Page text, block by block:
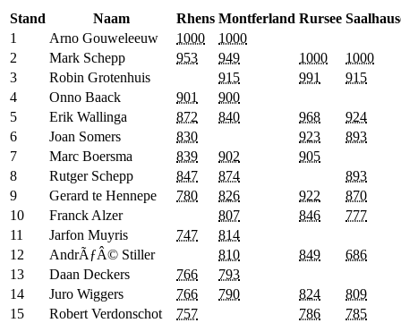
Stand Naam Rhens Montferland Rursee
1
Arno Gouweleeuw 1000
1000
2
Mark Schepp 953 949 1000
1000
3
Robin Grotenhuis 915 991
915
4
Onno Baack 901
900
5
Erik Wallinga 872 840 968
924
6
Joan Somers 830 923
893
7
Marc Boersma 839 902
905
8
Rutger Schepp 847 874
893
9
Gerard te Hennepe 780 826 922
870
10
Franck Alzer 807 846
777
11
Jarfon Muyris 747
814
12
AndrÃƒÂ© Stiller 810 849
686
13
Daan Deckers 766
793
14
Juro Wiggers 766 790 824
809
15
Robert Verdonschot 757 786
785